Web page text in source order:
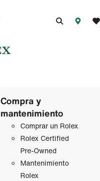
Compra y
mantenimiento
Comprar un Rolex
Rolex Certified
Pre-Owned
Mantenimiento
Rolex